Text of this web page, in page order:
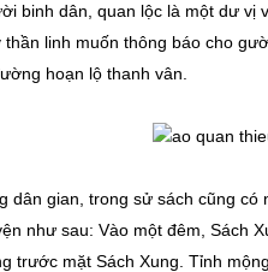
binh dân, quan lộc là một dư vị
linh muốn thông báo cho
hoạn lộ thanh vân.
dân gian, trong sử sách cũng
như sau: Vào một đêm, Sách
trước mặt Sách Xung. Tỉnh